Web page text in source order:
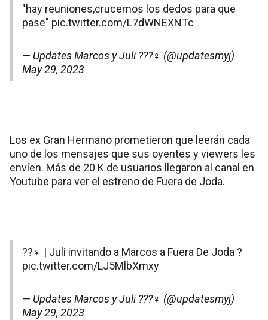
"hay reuniones,crucemos los dedos para que
pase" pic.twitter.com/L7dWNEXNTc
— Updates Marcos y Juli ???‍♀️ (@updatesmyj)
May 29, 2023
Los ex Gran Hermano prometieron que leerán cada
uno de los mensajes que sus oyentes y viewers les
envíen. Más de 20 K de usuarios llegaron al canal en
Youtube para ver el estreno de Fuera de Joda.
??‍♀️ | Juli invitando a Marcos a Fuera De Joda ?
pic.twitter.com/LJ5MlbXmxy
— Updates Marcos y Juli ???‍♀️ (@updatesmyj)
May 29, 2023